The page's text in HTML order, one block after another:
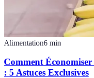
Alimentation6 min
Comment
: 5 Astuces Exclusives